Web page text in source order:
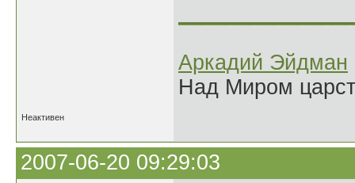
Аркадий Эйдман
Над Миром
Неактивен
2007-06-20 09:29:03